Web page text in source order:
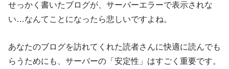
せっかく書いたブログが、サーバーエラーで表示されな
い…なんてことになったら悲しいですよね。
あなたのブログを訪れてくれた読者さんに快適に読んでも
らうためにも、サーバーの「安定性」はすごく重要です。